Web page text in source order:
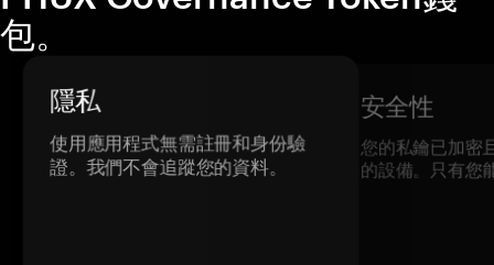
包。
隱私
使用應用程式無需註冊和身份驗
證。我們不會追蹤您的資料。
安全性
您的私鑰已加密
的設備。只有您